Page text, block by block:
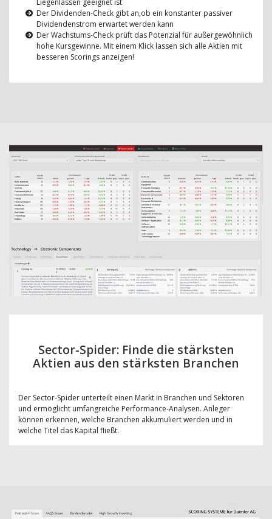
Liegenlassen geeignet ist
Der Dividenden-Check gibt an,ob ein konstanter passiver
Dividendenstrom erwartet werden kann
Der Wachstums-Check prüft das Potenzial für außergewöhnlich
hohe Kursgewinne. Mit einem Klick lassen sich alle Aktien mit
besseren Scorings anzeigen!
Sector-Spider: Finde die stärksten
Aktien aus den stärksten Branchen
Der Sector-Spider unterteilt einen Markt in Branchen und Sektoren
und ermöglicht umfangreiche Performance-Analysen. Anleger
können erkennen, welche Branchen akkumuliert werden und in
welche Titel das Kapital fließt.